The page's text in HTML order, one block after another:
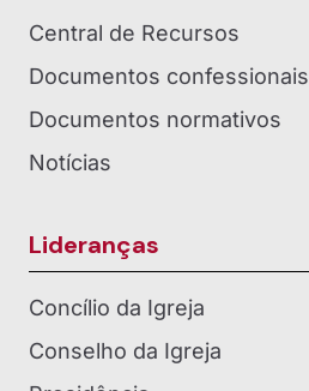
Central de Recursos
Documentos confessionais
Documentos normativos
Notícias
Lideranças
Concílio da Igreja
Conselho da Igreja